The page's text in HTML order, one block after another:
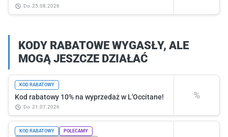
do 25.08.2026
KODY RABATOWE WYGASŁY, ALE
MOGĄ JESZCZE DZIAŁAĆ
%
KOD RABATOWY
Kod rabatowy 10% na wyprzedaż w L'Occitane!
do 21.07.2026
KOD RABATOWY
POLECAMY